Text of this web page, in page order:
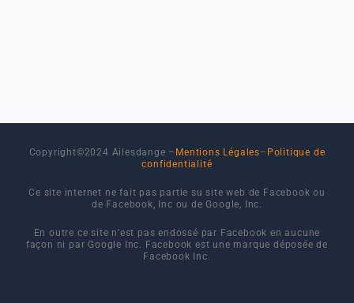
Copyright©2024 Ailesdange – Mentions Légales– Politique de
confidentialité
Ce site internet ne fait pas partie su site web de Facebook ou
de Facebook, Inc ou de Google, Inc.
En outre ce site n’est pas endossé par Facebook en aucune
façon ni par Google Inc. Facebook est une marque déposée de
Facebook Inc.